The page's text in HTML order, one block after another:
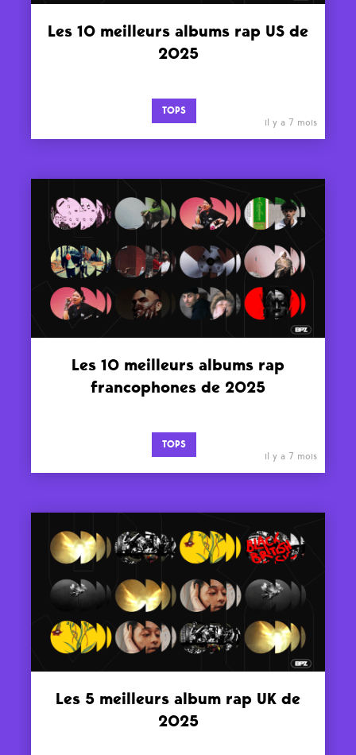
Les 10 meilleurs albums rap US de
2025
TOPS
il y a 7 mois
Les 10 meilleurs albums rap
francophones de 2025
TOPS
il y a 7 mois
Les 5 meilleurs album rap UK de
2025